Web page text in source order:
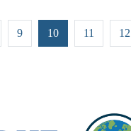
9 10 11 12